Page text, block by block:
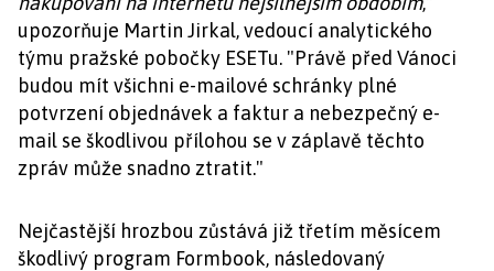
upozorňuje Martin Jirkal, vedoucí analytického
týmu pražské pobočky ESETu. "Právě před Vánoci
budou mít všichni e-mailové schránky plné
potvrzení objednávek a faktur a nebezpečný e-
mail se škodlivou přílohou se v záplavě těchto
zpráv může snadno ztratit."
Nejčastější hrozbou zůstává již třetím měsícem
škodlivý program Formbook, následovaný